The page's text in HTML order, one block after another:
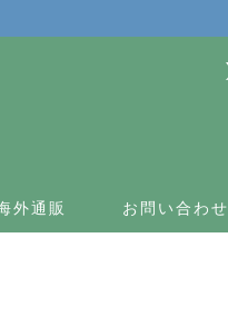
外通販 お問い合わせ